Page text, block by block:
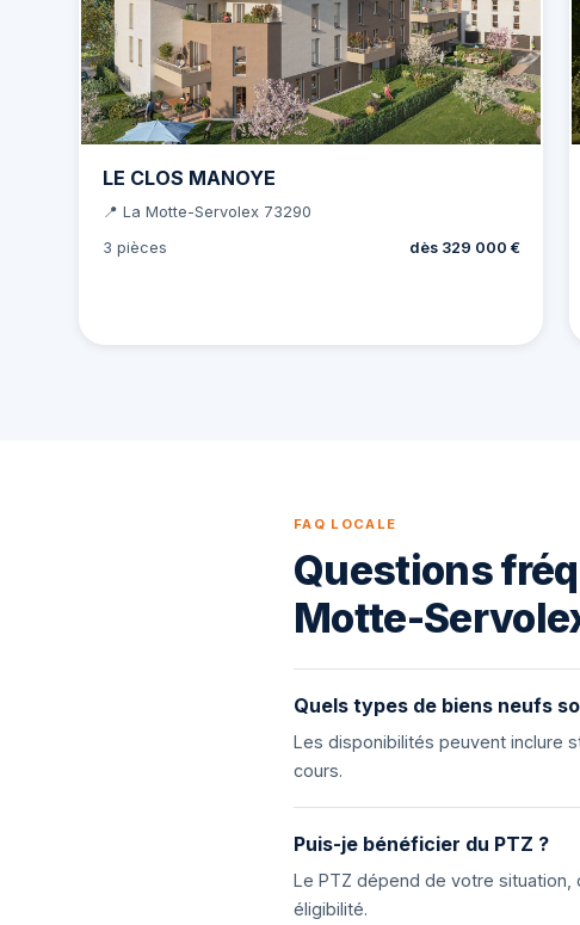
LE CLOS MANOYE
📍 La Motte-Servolex 73290
3 pièces
dès 329 000 €
FAQ LOCALE
Questions
Motte-
Quels types de biens neufs
Les disponibilités peuvent inclure
cours.
Puis-je bénéficier du PTZ ?
Le PTZ dépend de votre
éligibilité.